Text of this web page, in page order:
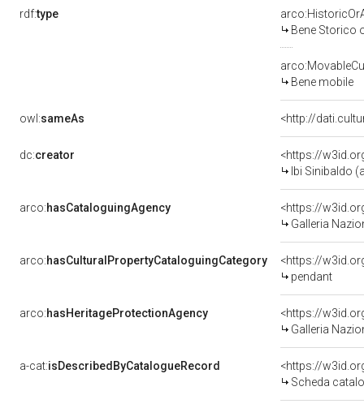
rdf:type
Bene Storico
Bene mobile
owl:sameAs <http://
dc:creator
<https://
Ibi Sinibaldo
arco:hasCataloguingAgency
<https://
Galleria
arco:hasCulturalPropertyCataloguingCategory
<https://
pendant
arco:hasHeritageProtectionAgency
<https://
Galleria
a-cat:isDescribedByCatalogueRecord
<https://
Scheda